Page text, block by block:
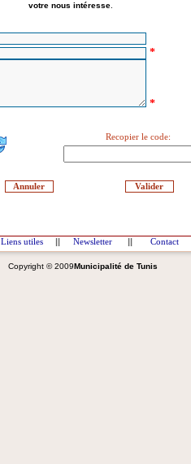
votre nous intéresse.
*
*
Recopier le code:
Liens utiles || Newsletter || Contact
Copyright © 2009Municipalité de Tunis